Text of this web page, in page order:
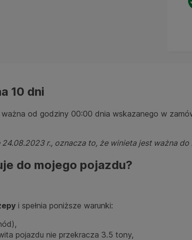
10 dni
od godziny 00:00 dnia wskazanego w
r., oznacza to, że winieta jest ważna
do mojego pojazdu?
i spełnia poniższe warunki:
pojazdu nie przekracza 3.5 tony,